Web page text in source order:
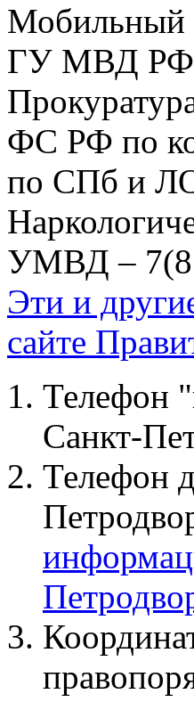
Мобильный
ГУ МВД РФ
ФС РФ по
по СПб и
УМВД –
Эти и
сайте
Телефон
Санкт-
Телефон